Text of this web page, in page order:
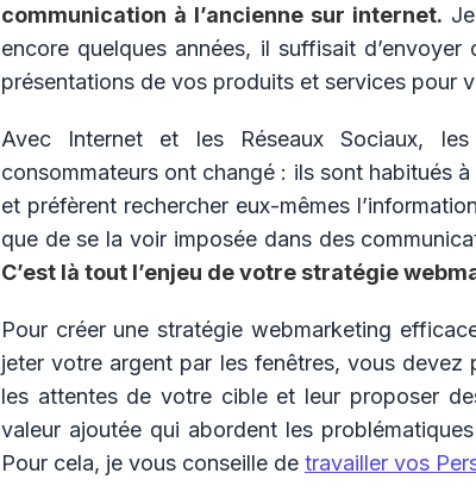
communication à l’ancienne sur internet.
encore quelques années, il suffisait d’envoyer
présentations de vos produits et services pour
Avec Internet et les Réseaux Sociaux,
consommateurs ont changé : ils sont habitués
et préfèrent rechercher eux-mêmes
que de se la voir imposée dans des
C’est là tout l’enjeu de votre stratégie
Pour créer une stratégie webmarketing
jeter votre argent par les fenêtres, vous devez
les attentes de votre cible et leur proposer
valeur ajoutée qui abordent les problématiques
Pour cela, je vous conseille de travailler vos